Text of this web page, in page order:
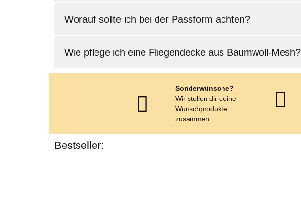
Worauf sollte ich bei der Passform achten?
Wie pflege ich eine Fliegendecke aus Baumwoll-Mesh?
Sonderwünsche?
Wir stellen dir deine
Wunschprodukte
zusammen.
Bestseller: